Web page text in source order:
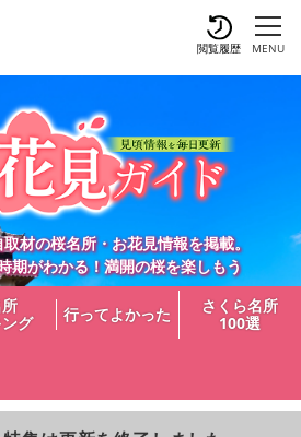
MENU
閲覧履歴
材の桜名所・お花見情報を掲載。
期がわかる！満開の桜を楽しもう
グ
行ってよかった
さくら名所
100選